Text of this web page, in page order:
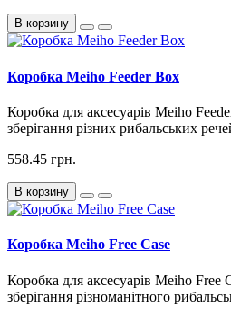
В корзину
Коробка Meiho Feeder Box
Коробка для аксесуарів Meiho
зберігання різних рибальських
558.45 грн.
В корзину
Коробка Meiho Free Case
Коробка для аксесуарів Meiho Free
зберігання різноманітного